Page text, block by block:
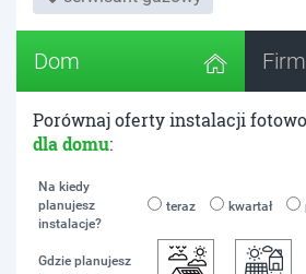
Dom
Porównaj oferty instalacji
dla domu:
Na kiedy
planujesz
instalacje?
teraz kwartał
Gdzie planujesz